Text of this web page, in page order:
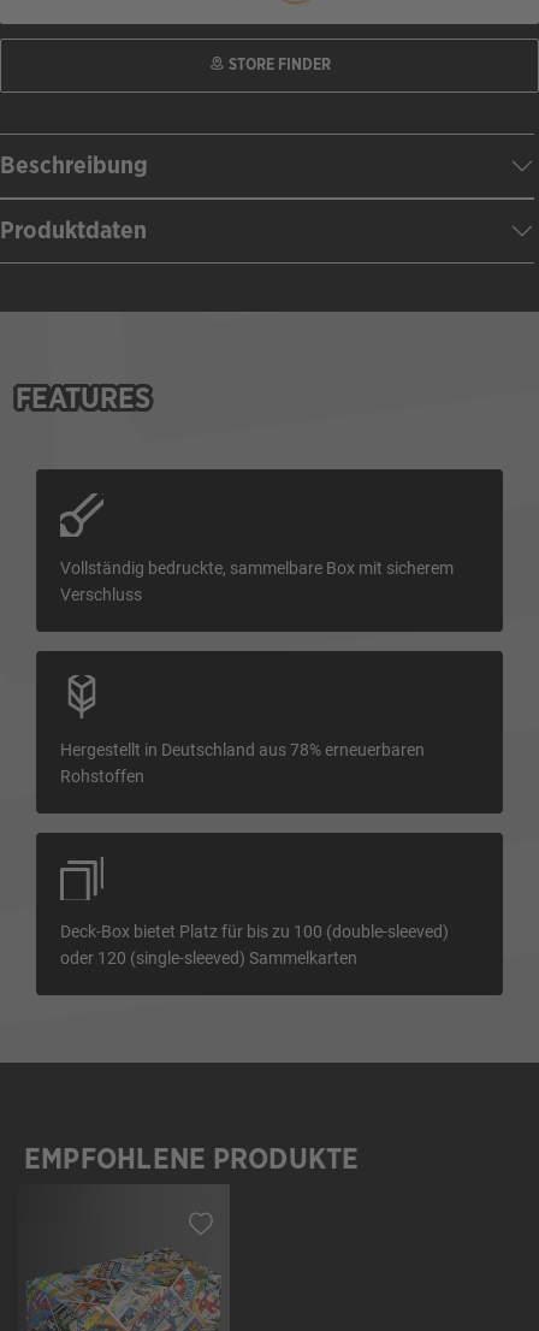
STORE FINDER
Beschreibung
Produktdaten
FEATURES
Vollständig bedruckte, sammelbare Box mit sicherem
Verschluss
Hergestellt in Deutschland aus 78% erneuerbaren
Rohstoffen
Deck-Box bietet Platz für bis zu 100 (double-sleeved)
oder 120 (single-sleeved) Sammelkarten
Produktgalerie überspringen
EMPFOHLENE PRODUKTE